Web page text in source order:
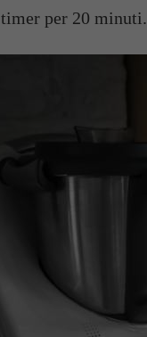
per 20 minuti.